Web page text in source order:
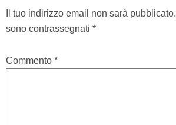
Il tuo indirizzo email non sarà pubblicato.
sono contrassegnati *
Commento *